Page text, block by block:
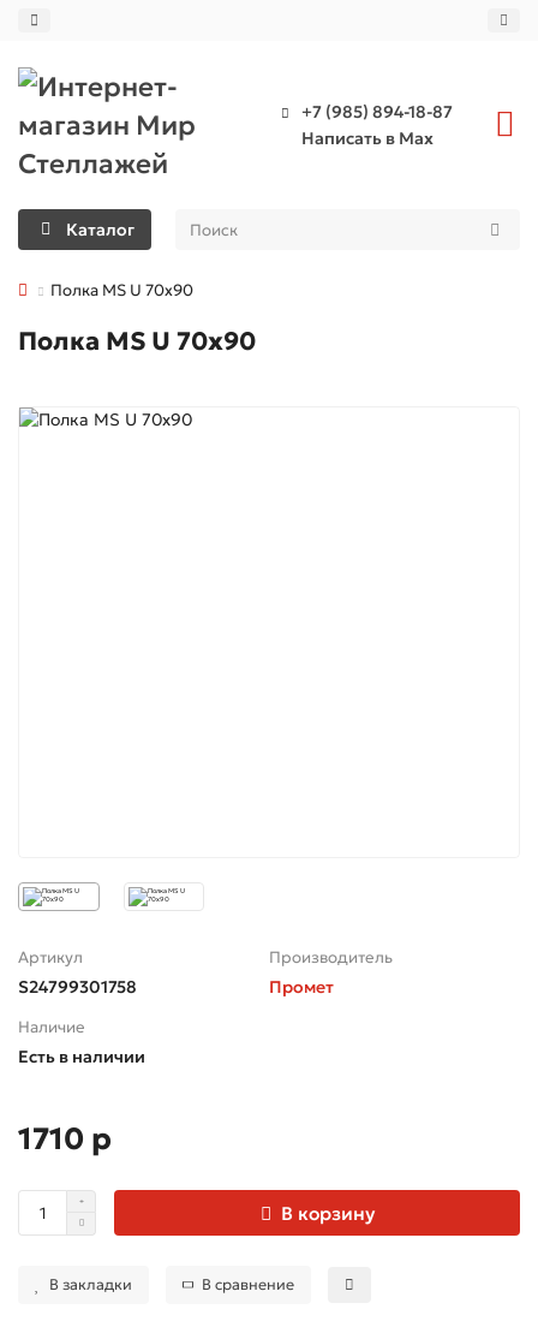
+7 (985) 894-18-87
Написать в Max
Каталог
Полка MS U 70х90
Полка MS U 70х90
Артикул
S24799301758
Производитель
Промет
Наличие
Есть в наличии
1710 р
В корзину
В закладки В сравнение